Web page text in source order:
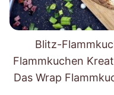
Blitz-
Flammkuchen
Das Wrap